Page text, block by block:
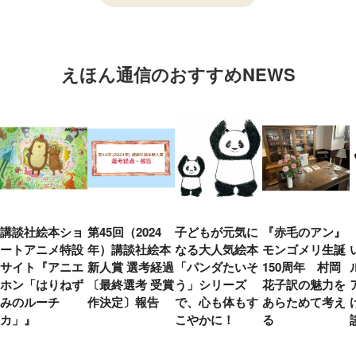
えほん通信のおすすめNEWS
講談社絵本ショ
ートアニメ特設
サイト『アニエ
ホン「はりねず
みのルーチ
カ」』
第45回（2024
年）講談社絵本
新人賞 選考経過
〔最終選考 受賞
作決定〕報告
子どもが元気に
なる大人気絵本
「パンダたいそ
う」シリーズ
で、心も体もす
こやかに！
『赤毛のアン』
モンゴメリ生誕
150周年 村岡
花子訳の魅力を
あらためて考え
る